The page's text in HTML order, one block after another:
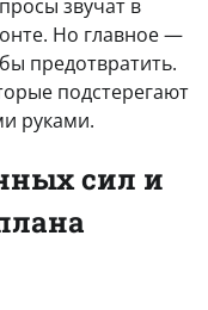
звучат в
Но главное —
предотвратить.
подстерегают
руками.
сил и